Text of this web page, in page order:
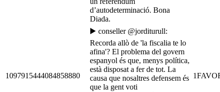
d’autodeterminació. Bona
Diada.
1097915444084858880
▶️ conseller @jorditurull:
Recorda allò de 'la fiscalia te lo
afina'? El problema del govern
espanyol és que, menys política,
està disposat a fer de tot. La
causa que nosaltres defensem és
que la gent voti
1